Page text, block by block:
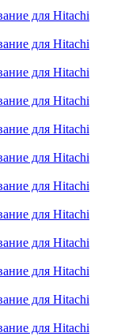
для Hitachi
для Hitachi
для Hitachi
для Hitachi
для Hitachi
для Hitachi
для Hitachi
для Hitachi
для Hitachi
для Hitachi
для Hitachi
для Hitachi